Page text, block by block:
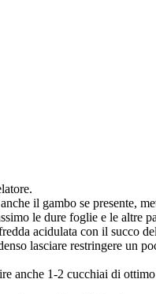
il gambo se presente,
le dure foglie e le altre
acidulata con il succo
lasciare restringere un
anche 1-2 cucchiai di